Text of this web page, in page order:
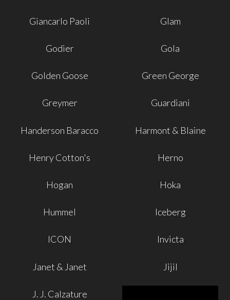
Giancarlo Paoli Glam
Godier Gola
Golden Goose Green George
Greymer Guardiani
Handerson Baracco Harmont & Blaine
Henry Cotton's Herno
Hogan Hoka
Hummel Iceberg
ICON Invicta
Janet & Janet Jijil
J. J. Calzature